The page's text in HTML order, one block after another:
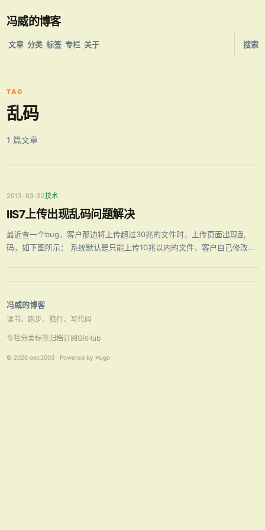
冯威的博客
文章 分类 标签 专栏 关于 搜索
TAG
乱码
1 篇文章
2013-03-22技术
IIS7上传出现乱码问题解决
最近查一个bug，客户那边将上传超过30兆的文件时，上传页面出现乱
码，如下图所示： 系统默认是只能上传10兆以内的文件，客户自己修改了
冯威的博客
读书、跑步、旅行、写代码
专栏分类标签归档订阅GitHub
© 2026 oec2003 · Powered by Hugo